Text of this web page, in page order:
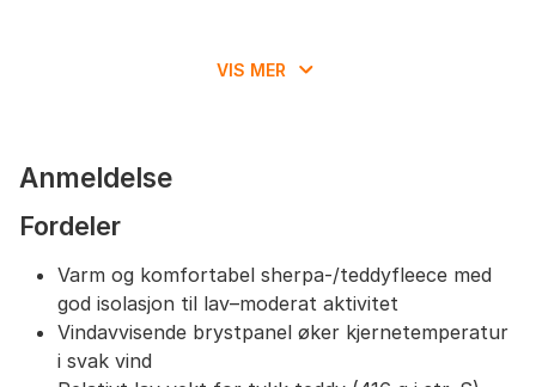
VIS MER
Anmeldelse
Fordeler
Varm og komfortabel sherpa-/teddyfleece med
god isolasjon til lav–moderat aktivitet
Vindavvisende brystpanel øker kjernetemperatur
i svak vind